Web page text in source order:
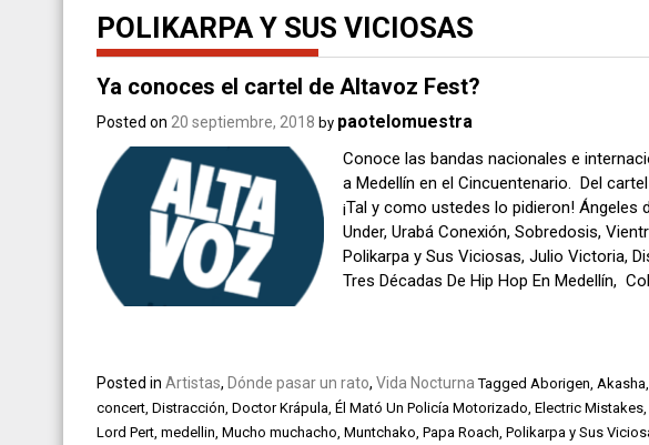
POLIKARPA Y SUS VICIOSAS
Ya conoces el cartel de Altavoz Fest?
Posted on 20 septiembre, 2018 by paotelomuestra
Conoce las bandas nacionales e
a Medellín en el Cincuentenario. Del
¡Tal y como ustedes lo pidieron!
Under, Urabá Conexión, Sobredosis,
Polikarpa y Sus Viciosas, Julio Victoria,
Tres Décadas De Hip Hop En Medellín,
Posted in Artistas, Dónde pasar un rato, Vida Nocturna Tagged Aborigen, Akasha,
concert, Distracción, Doctor Krápula, Él Mató Un Policía Motorizado, Electric Mistakes,
Lord Pert, medellin, Mucho muchacho, Muntchako, Papa Roach, Polikarpa y Sus